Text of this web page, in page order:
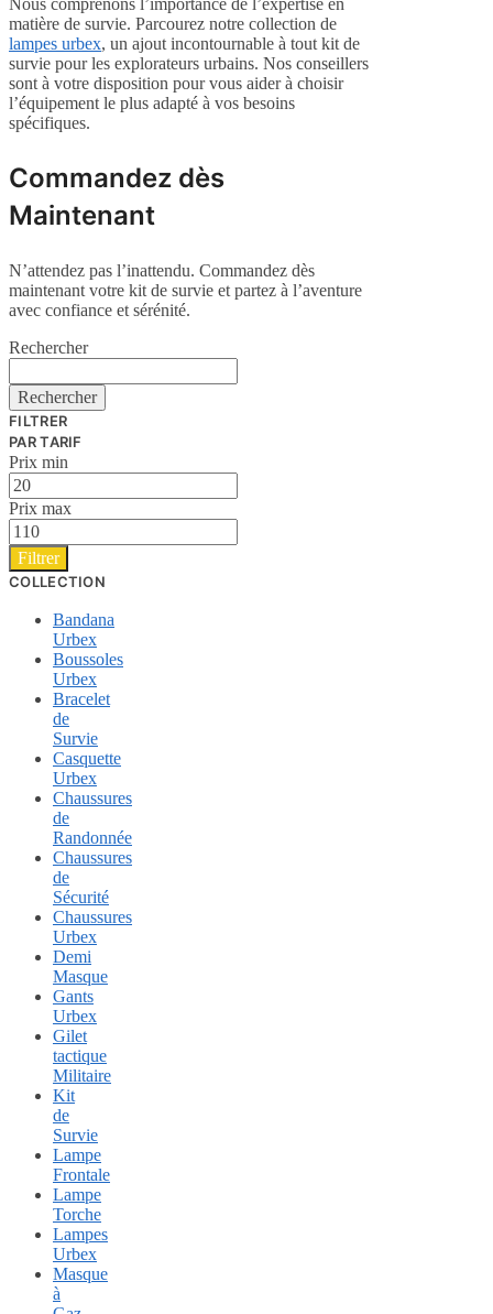
matière de survie. Parcourez notre collection de
lampes urbex, un ajout incontournable à tout kit de
survie pour les explorateurs urbains. Nos conseillers
sont à votre disposition pour vous aider à choisir
l’équipement le plus adapté à vos besoins
spécifiques.
Commandez dès
Maintenant
N’attendez pas l’inattendu. Commandez dès
maintenant votre kit de survie et partez à l’aventure
avec confiance et sérénité.
Rechercher
Rechercher
FILTRER
PAR TARIF
Prix min
Prix max
Filtrer
COLLECTION
Bandana
Urbex
Boussoles
Urbex
Bracelet
de
Survie
Casquette
Urbex
Chaussures
de
Randonnée
Chaussures
de
Sécurité
Chaussures
Urbex
Demi
Masque
Gants
Urbex
Gilet
tactique
Militaire
Kit
de
Survie
Lampe
Frontale
Lampe
Torche
Lampes
Urbex
Masque
à